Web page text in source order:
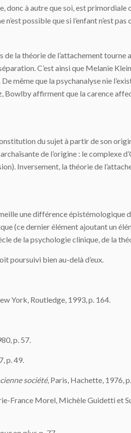
à autre que soi, est primordiale
possible que si l’enfant n’est
la théorie de l’attachement
C’est ainsi que Melanie
même que la psychanalyse nie
Bowlby affirment que la carence
du sujet à partir de son
de l’origine : le
Inversement, la théorie de
une différence épistémologique
(ce dernier élément ajoutant un
de la psychologie clinique, de la
poursuivi bien au-delà d’eux.
York, Routledge, 1993, p. 164.
p. 57.
p. 49.
société, Paris, Hachette, 1976,
France Morel, Michèle Guidetti et